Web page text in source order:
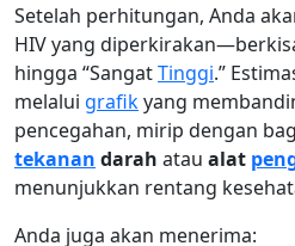
Setelah perhitungan, Anda
HIV yang
hingga “SangatTinggi.”
melalui grafikyang
pencegahan, mirip dengan
tekanan darah atau alat
menunjukkan rentang
Anda juga akan menerima: